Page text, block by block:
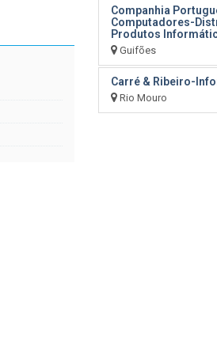
Companhia
Computadores-
Produtos
Guifões
Carré & Ribeiro-
Rio Mouro